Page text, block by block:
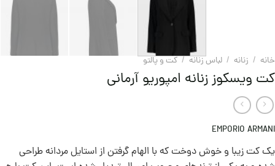
خانه / زنانه / لباس زنانه / کت و پالتو
کت ویسکوز زنانه امپوریو آرمانی
EMPORIO ARMANI
یک کت زیبا و خوش دوخت که با الهام گرفتن از استایل مردانه طراحی